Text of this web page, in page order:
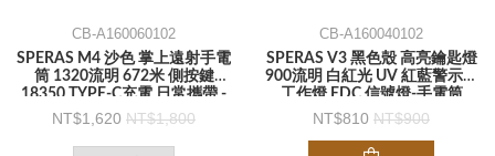
CB-A160060102
SPERAS M4 沙色 掌上遠射手電
筒 1320流明 672米 側按鍵
18350 TYPE-C充電 日常攜帶 -
手電筒
1,620 1,800
CB-A160040102
SPERAS V3 黑色殼 高亮鑰匙燈
900流明 白紅光 UV 紅藍警示燈
工作燈 EDC 信號燈-手電筒
810 900